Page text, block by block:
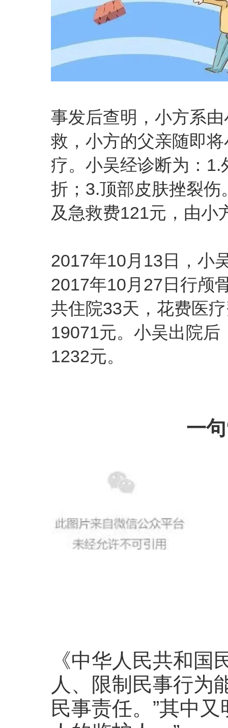
事发后查明，小方系
救，小方的父亲随即
疗。小吴经诊断为：
折；3.顶部皮肤挫裂
及急救费121元，由小
2017年10月13日，小
2017年10月27日行颅
共住院33天，花费医
19071元。小吴出院
1232元。
一
《中华人民共和国
人、限制民事行为
民事责任。”其中